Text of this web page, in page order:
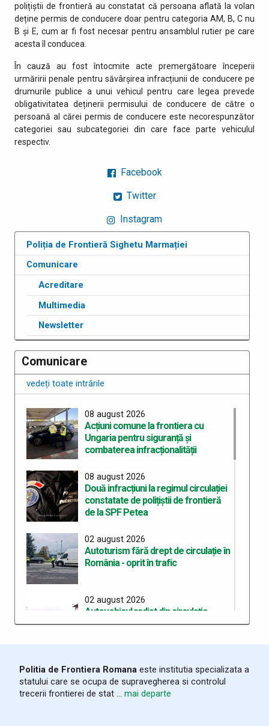
polițiștii de frontieră au constatat că persoana aflată la volan
deține permis de conducere doar pentru categoria AM, B, C nu
B și E, cum ar fi fost necesar pentru ansamblul rutier pe care
acesta îl conducea.
În cauză au fost întocmite acte premergătoare începerii
urmăririi penale pentru săvârșirea infracțiunii de conducere pe
drumurile publice a unui vehicul pentru care legea prevede
obligativitatea deținerii permisului de conducere de către o
persoană al cărei permis de conducere este necorespunzător
categoriei sau subcategoriei din care face parte vehiculul
respectiv.
Facebook
Twitter
Instagram
Poliția de Frontieră Sighetu Marmației
Comunicare
Acreditare
Multimedia
Newsletter
Comunicare
vedeți toate intrările
08 august 2026
Acțiuni comune la frontiera cu
Ungaria pentru siguranță și
combaterea infracționalității
08 august 2026
Două infracțiuni la regimul circulației
constatate de polițiștii de frontieră
de la SPF Petea
02 august 2026
Autoturism fără drept de circulație în
România - oprit în trafic
02 august 2026
Autovehicul radiat din circulație
depistat la control în PTF Halmeu
Amenzi în valoare de peste 52.000
de lei aplicate în cadrul acțiunilor
polițiștilor de frontieră sătmăreni
Politia de Frontiera Romana este institutia specializata a
statului care se ocupa de supravegherea si controlul
trecerii frontierei de stat ... mai departe